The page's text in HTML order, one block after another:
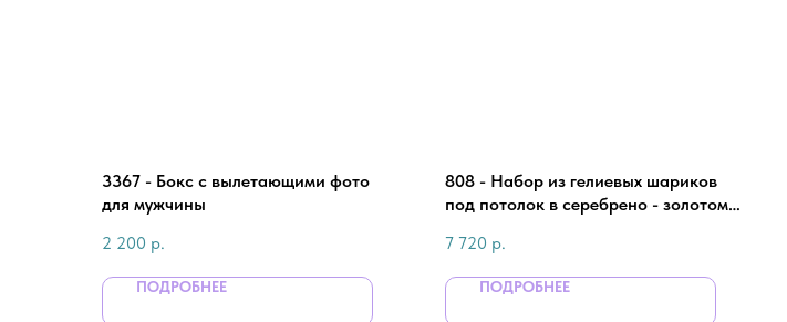
3367 - Бокс с вылетающими фото
для мужчины
2 200 р.
ПОДРОБНЕЕ
808 - Набор из гелиевых шариков
под потолок в серебрено - золотом
7 720 р.
ПОДРОБНЕЕ